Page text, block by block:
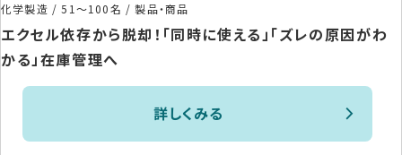
化学製造 /51〜100名 /製品・商品
エクセル依存から脱却！「同時に使える」「ズレの原因がわ
かる」在庫管理へ
詳しくみる